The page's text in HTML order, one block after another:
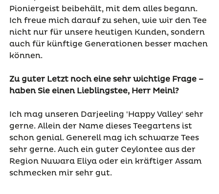
Pioniergeist beibehält, mit dem alles begann.
Ich freue mich darauf zu sehen, wie wir den Tee
nicht nur für unsere heutigen Kunden, sondern
auch für künftige Generationen besser machen
können.
Zu guter Letzt noch eine sehr wichtige Frage –
haben Sie einen Lieblingstee, Herr Meinl?
Ich mag unseren Darjeeling 'Happy Valley' sehr
gerne. Allein der Name dieses Teegartens ist
schon genial. Generell mag ich schwarze Tees
sehr gerne. Auch ein guter Ceylontee aus der
Region Nuwara Eliya oder ein kräftiger Assam
schmecken mir sehr gut.